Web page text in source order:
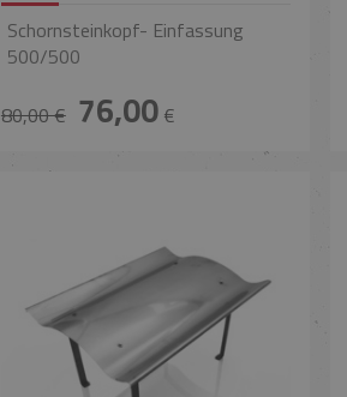
Schornsteinkopf- Einfassung
500/500
80,00 € 76,00€